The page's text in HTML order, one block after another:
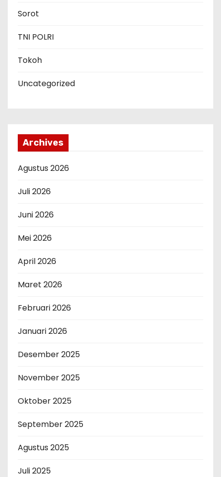
Sorot
TNI POLRI
Tokoh
Uncategorized
Archives
Agustus 2026
Juli 2026
Juni 2026
Mei 2026
April 2026
Maret 2026
Februari 2026
Januari 2026
Desember 2025
November 2025
Oktober 2025
September 2025
Agustus 2025
Juli 2025